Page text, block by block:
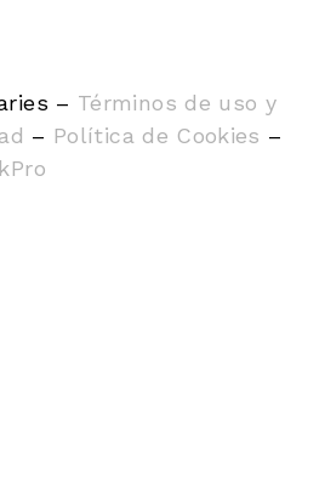
– Términos de uso y
– Política de Cookies –